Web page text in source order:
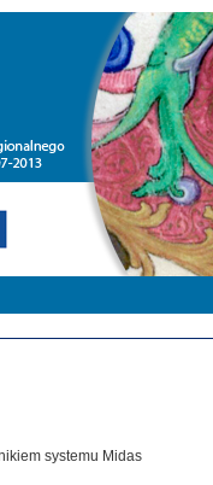
systemu Midas